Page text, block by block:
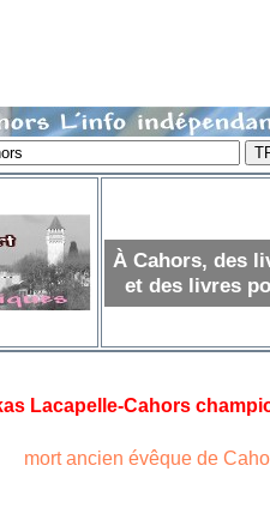
À Cahors, des
et des livres
Lacapelle-Cahors
mort ancien évêque de